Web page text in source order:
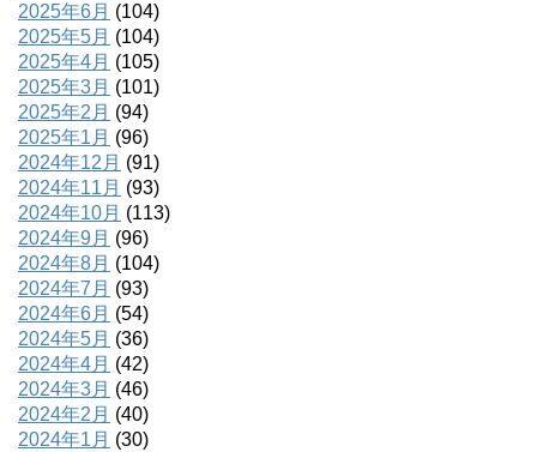
2025年6月 (104)
2025年5月 (104)
2025年4月 (105)
2025年3月 (101)
2025年2月 (94)
2025年1月 (96)
2024年12月 (91)
2024年11月 (93)
2024年10月 (113)
2024年9月 (96)
2024年8月 (104)
2024年7月 (93)
2024年6月 (54)
2024年5月 (36)
2024年4月 (42)
2024年3月 (46)
2024年2月 (40)
2024年1月 (30)